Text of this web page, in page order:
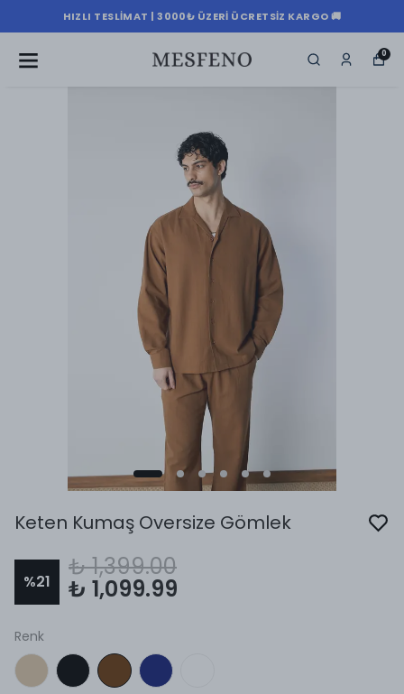
HIZLI TESLIMAT | 3000₺ ÜZERI ÜCRETSIZ KARGO 🚚
0
Keten Kumaş Oversize Gömlek
%21
₺ 1,399.00
₺ 1,099.99
Renk